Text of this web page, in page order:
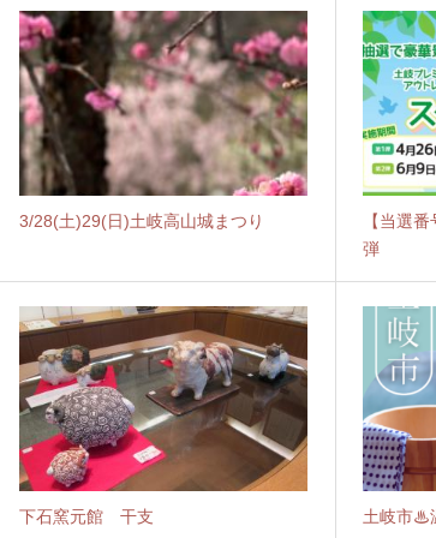
3/28(土)29(日)土岐高山城まつり
【当選
弾
下石窯元館 干支 土岐市♨